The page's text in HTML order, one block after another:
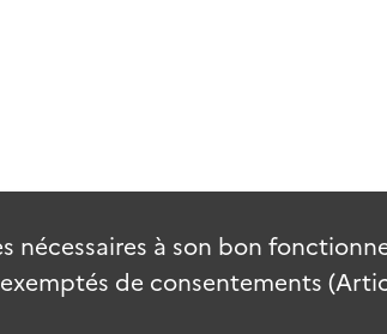
nécessaires à son bon
de consentements